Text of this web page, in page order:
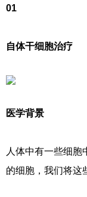
01
自体干细胞治疗
医学背景
人体中有一些细胞
的细胞，我们将这